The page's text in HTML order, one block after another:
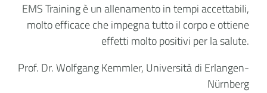
EMS Training è un allenamento in tempi accettabili,
molto efficace che impegna tutto il corpo e ottiene
effetti molto positivi per la salute.
Prof. Dr. Wolfgang Kemmler, Università di Erlangen-
Nürnberg